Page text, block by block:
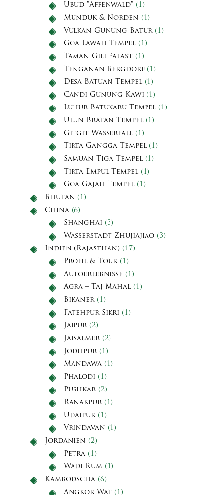
Ubud-"Affenwald" (1)
Munduk & Norden (1)
Vulkan Gunung Batur(1)
Goa Lawah Tempel (1)
Taman Gili Palast (1)
Tenganan Bergdorf (1)
Desa Batuan Tempel (1)
Candi Gunung Kawi (1)
Luhur Batukaru Tempel (1)
Ulun Bratan Tempel (1)
Gitgit Wasserfall (1)
Tirta Gangga Tempel (1)
Samuan Tiga Tempel (1)
Tirta Empul Tempel (1)
Goa Gajah Tempel (1)
Bhutan (1)
China (6)
Shanghai (3)
Wasserstadt Zhujiajiao (3)
Indien (Rajasthan) (17)
Profil & Tour(1)
Autoerlebnisse (1)
Agra – Taj Mahal (1)
Bikaner(1)
Fatehpur Sikri (1)
Jaipur(2)
Jaisalmer(2)
Jodhpur(1)
Mandawa (1)
Phalodi (1)
Pushkar(2)
Ranakpur(1)
Udaipur(1)
Vrindavan (1)
Jordanien (2)
Petra (1)
Wadi Rum (1)
Kambodscha (6)
Angkor Wat (1)